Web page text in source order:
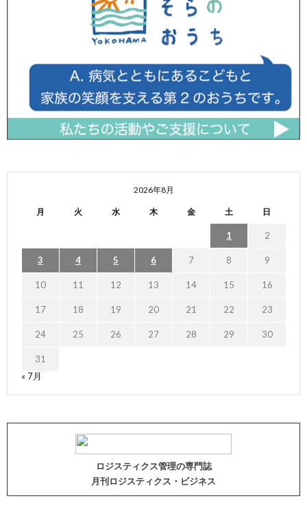
2026年8月
月 火 水 木 金 土 日
1 2
3 4 5 6 7 8 9
10 11 12 13 14 15 16
17 18 19 20 21 22 23
24 25 26 27 28 29 30
31
« 7月
ロジスティクス管理の専門誌
月刊ロジスティクス・ビジネス